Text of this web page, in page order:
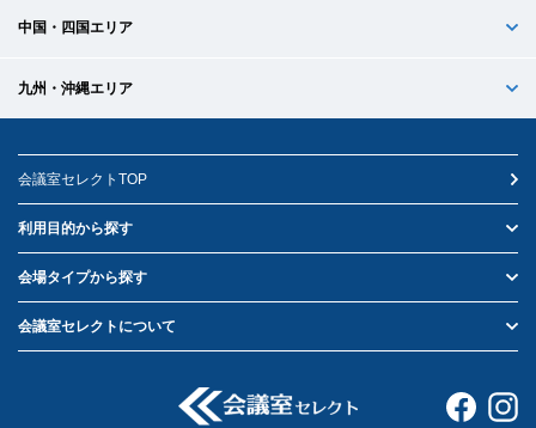
中国・四国エリア
九州・沖縄エリア
会議室セレクトTOP
利用目的から探す
会場タイプから探す
会議室セレクトについて